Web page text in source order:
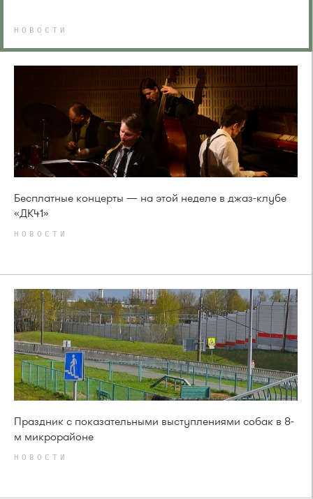
НОВОСТИ
Бесплатные концерты — на этой неделе в джаз-клубе
«ДК41»
НОВОСТИ
Праздник с показательными выступлениями собак в 8-
м микрорайоне
НОВОСТИ